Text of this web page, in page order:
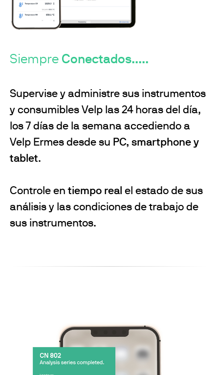
Siempre Conectados.....
Supervise y administre sus instrumentos
y consumibles Velp las 24 horas del día,
los 7 días de la semana accediendo a
Velp Ermes desde su PC, smartphone y
tablet.
Controle entiempo real el estado de sus
análisis y las condiciones de trabajo de
sus instrumentos.